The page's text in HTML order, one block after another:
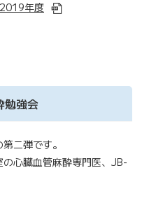
2019年度
勉強会
二弾です。
心臓血管麻酔専門医、JB-